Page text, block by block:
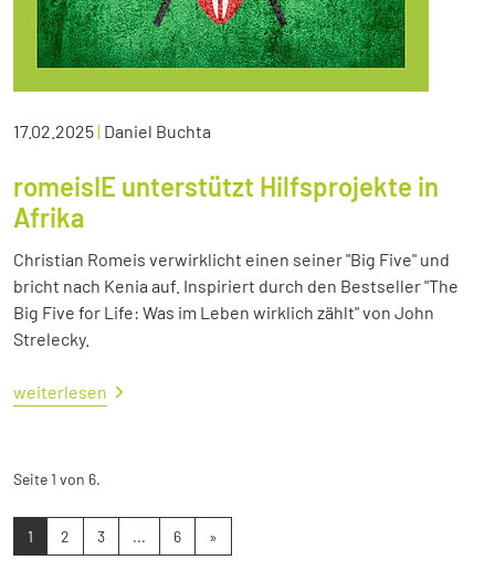
17.02.2025| Daniel Buchta
romeisIE unterstützt Hilfsprojekte in
Afrika
Christian Romeis verwirklicht einen seiner "Big Five" und
bricht nach Kenia auf. Inspiriert durch den Bestseller "The
Big Five for Life: Was im Leben wirklich zählt" von John
Strelecky.
weiterlesen
Seite 1 von 6.
1 2 3 ... 6 »